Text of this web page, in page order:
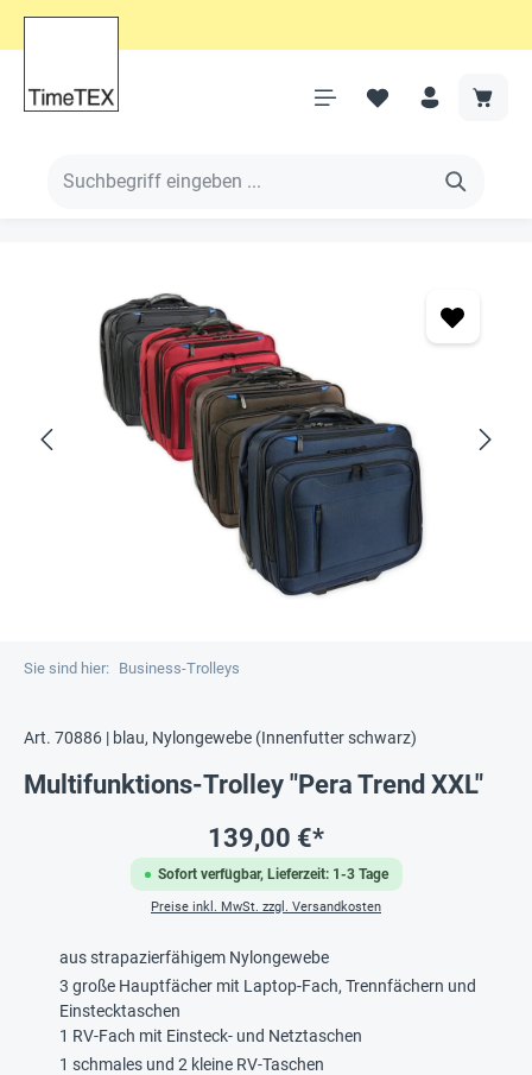
Sie sind hier: Business-Trolleys
Art. 70886 | blau, Nylongewebe (Innenfutter schwarz)
Multifunktions-Trolley "Pera Trend XXL"
Sofort verfügbar, Lieferzeit: 1-3 Tage
139,00 €*
Preise inkl. MwSt. zzgl. Versandkosten
aus strapazierfähigem Nylongewebe
3 große Hauptfächer mit Laptop-Fach, Trennfächern und
Einstecktaschen
1 RV-Fach mit Einsteck- und Netztaschen
1 schmales und 2 kleine RV-Taschen